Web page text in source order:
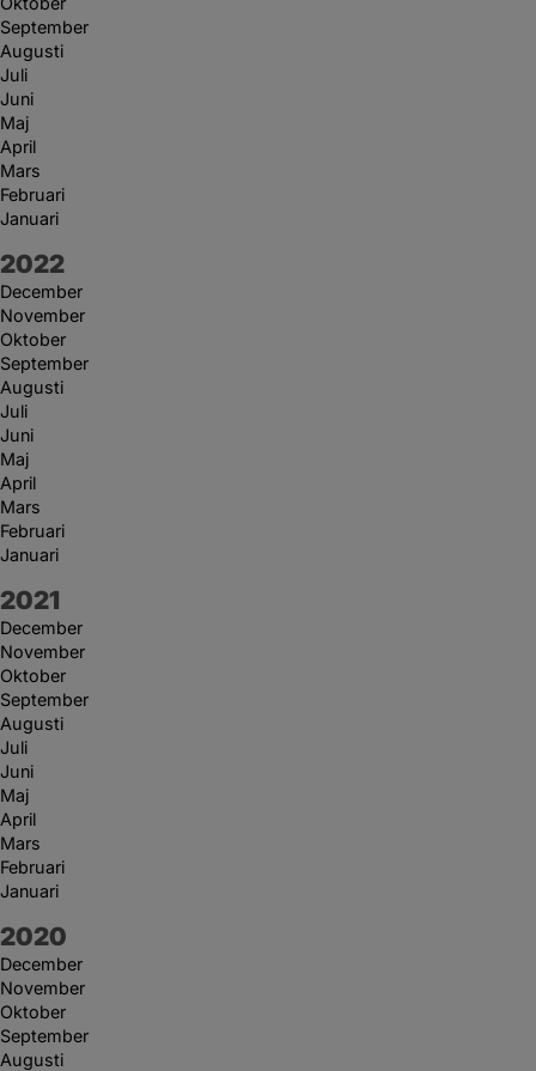
September
Augusti
Juli
Juni
Maj
April
Mars
Februari
Januari
År:
2022
December
November
Oktober
September
Augusti
Juli
Juni
Maj
April
Mars
Februari
Januari
År:
2021
December
November
Oktober
September
Augusti
Juli
Juni
Maj
April
Mars
Februari
Januari
År:
2020
December
November
Oktober
September
Augusti